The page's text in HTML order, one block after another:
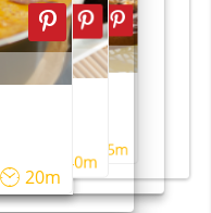
20m
40m
55m